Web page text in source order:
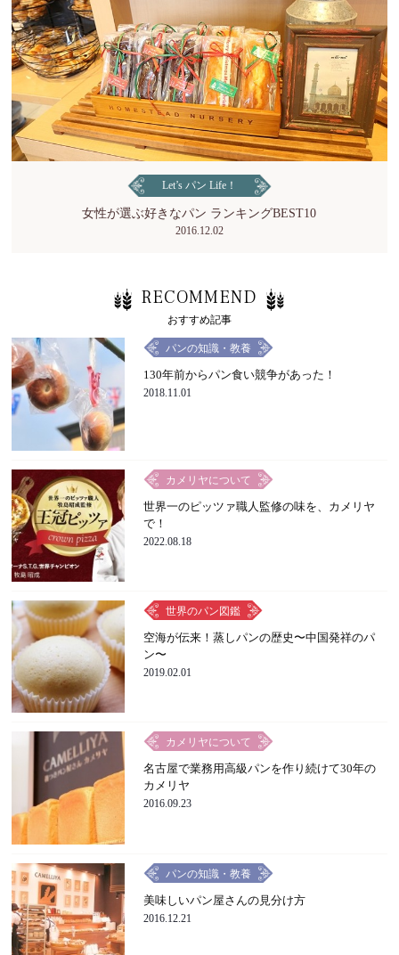
Let’s パン Life！
女性が選ぶ好きなパン ランキングBEST10
2016.12.02
RECOMMEND
おすすめ記事
パンの知識・教養
130年前からパン食い競争があった！
2018.11.01
カメリヤについて
世界一のピッツァ職人監修の味を、カメリヤ
で！
2022.08.18
世界のパン図鑑
空海が伝来！蒸しパンの歴史〜中国発祥のパ
ン〜
2019.02.01
カメリヤについて
名古屋で業務用高級パンを作り続けて30年の
カメリヤ
2016.09.23
パンの知識・教養
美味しいパン屋さんの見分け方
2016.12.21